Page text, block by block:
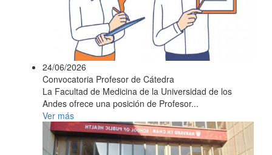
24/06/2026
Convocatoria Profesor de Cátedra
La Facultad de Medicina de la Universidad de los
Andes ofrece una posición de Profesor...
Ver más